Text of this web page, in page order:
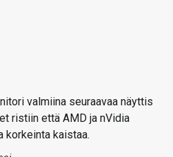
valmiina seuraavaa näyttis
ristiin että AMD ja nVidia
korkeinta kaistaa.